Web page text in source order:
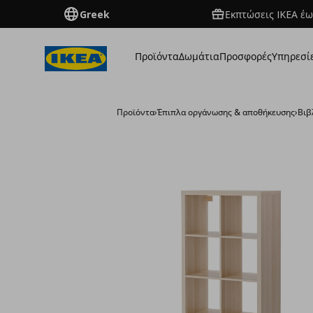
Greek Εκπτώσεις IKEA
ΠροϊόνταΔωμάτιαΠροσφορές
Προϊόντα›Έπιπλα οργάνωσης & αποθήκευσης›